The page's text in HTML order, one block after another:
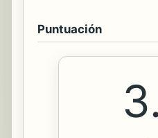
Puntuación